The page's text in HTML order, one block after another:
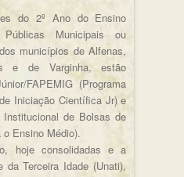
do 2º Ano do Ensino
Municipais ou
municípios de Alfenas,
e de Varginha, estão
FAPEMIG (Programa
Iniciação Científica Jr) e
de Bolsas de
Ensino Médio).
hoje consolidadas e a
da Terceira Idade (Unati),